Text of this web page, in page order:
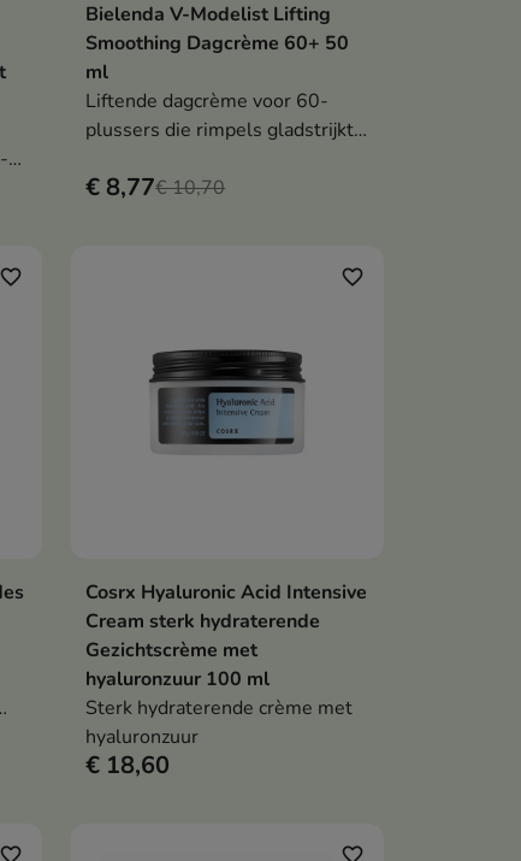
In winkelwagen
Bielenda V-Modelist Lifting
Smoothing Dagcrème 60+ 50
ml
Liftende dagcrème voor 60-
plussers die rimpels gladstrijkt,
teint herstelt dankzij de
€ 8,77€ 10,70
favorite_border
In winkelwagen
favorite_border
Cosrx Hyaluronic Acid Intensive
Cream sterk hydraterende
Gezichtscrème met
hyaluronzuur 100 ml
Sterk hydraterende crème met
hyaluronzuur
€ 18,60
favorite_border favorite_border